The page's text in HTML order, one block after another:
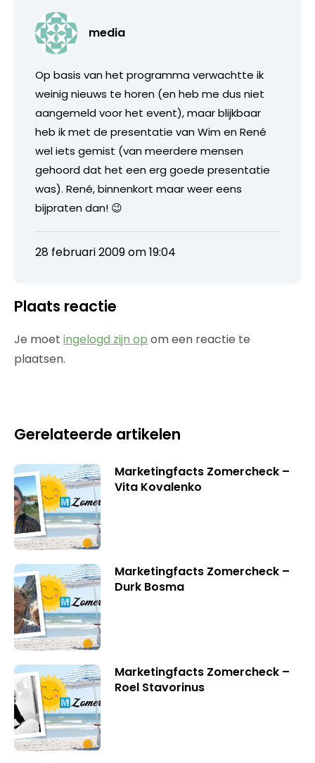
media
Op basis van het programma verwachtte ik
weinig nieuws te horen (en heb me dus niet
aangemeld voor het event), maar blijkbaar
heb ik met de presentatie van Wim en René
wel iets gemist (van meerdere mensen
gehoord dat het een erg goede presentatie
was). René, binnenkort maar weer eens
bijpraten dan! 😉
28 februari 2009 om 19:04
Plaats reactie
Je moet ingelogd zijn op om een reactie te
plaatsen.
Gerelateerde artikelen
Marketingfacts Zomercheck –
Vita Kovalenko
Marketingfacts Zomercheck –
Durk Bosma
Marketingfacts Zomercheck –
Roel Stavorinus